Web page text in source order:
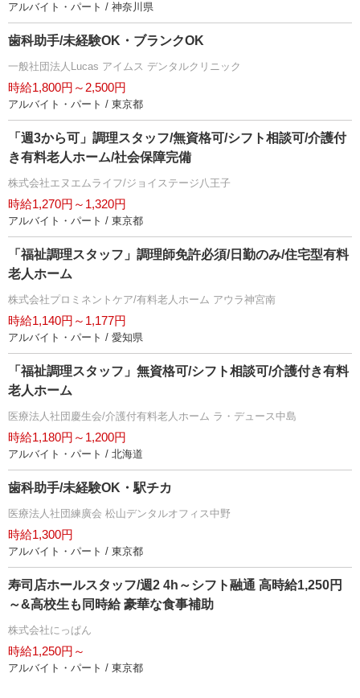
アルバイト・パート / 神奈川県
歯科助手/未経験OK・ブランクOK
一般社団法人Lucas アイムス デンタルクリニック
時給1,800円～2,500円
アルバイト・パート / 東京都
「週3から可」調理スタッフ/無資格可/シフト相談可/介護付
き有料老人ホーム/社会保障完備
株式会社エヌエムライフ/ジョイステージ八王子
時給1,270円～1,320円
アルバイト・パート / 東京都
「福祉調理スタッフ」調理師免許必須/日勤のみ/住宅型有料
老人ホーム
株式会社プロミネントケア/有料老人ホーム アウラ神宮南
時給1,140円～1,177円
アルバイト・パート / 愛知県
「福祉調理スタッフ」無資格可/シフト相談可/介護付き有料
老人ホーム
医療法人社団慶生会/介護付有料老人ホーム ラ・デュース中島
時給1,180円～1,200円
アルバイト・パート / 北海道
歯科助手/未経験OK・駅チカ
医療法人社団練廣会 松山デンタルオフィス中野
時給1,300円
アルバイト・パート / 東京都
寿司店ホールスタッフ/週2 4h～シフト融通 高時給1,250円
～&高校生も同時給 豪華な食事補助
株式会社にっぱん
時給1,250円～
アルバイト・パート / 東京都